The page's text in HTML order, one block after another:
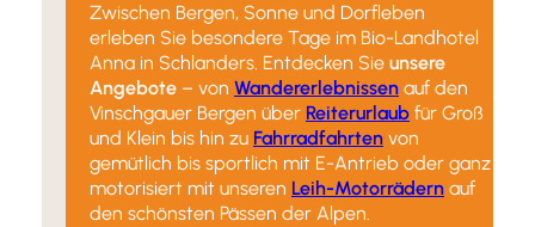
Zwischen Bergen, Sonne und Dorfleben
erleben Sie besondere Tage im Bio-Landhotel
Anna in Schlanders. Entdecken Sie unsere
Angebote – von Wandererlebnissen auf den
Vinschgauer Bergen über Reiterurlaub für Groß
und Klein bis hin zu Fahrradfahrten von
gemütlich bis sportlich mit E-Antrieb oder ganz
motorisiert mit unseren Leih-Motorrädern auf
den schönsten Pässen der Alpen.